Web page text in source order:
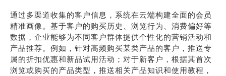
通过多渠道收集的客户信息，系统在云端构建全面的会员
精准画像。基于客户的购买历史、浏览行为、消费偏好等
数据，企业能够为不同客户群体提供个性化的营销活动和
产品推荐。例如，针对高频购买某类产品的客户，推送专
属的折扣优惠和新品试用活动；对于新客户，根据其首次
浏览或购买的产品类型，推送相关产品知识和使用教程，